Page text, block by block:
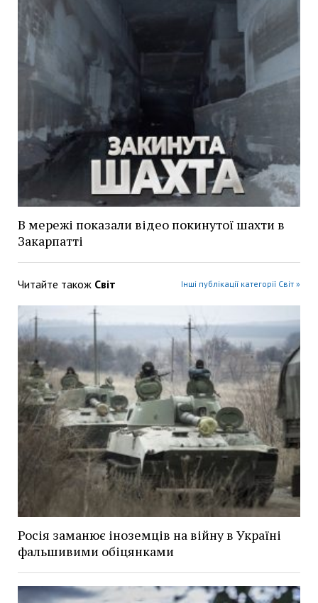
В мережі показали відео покинутої шахти в
Закарпатті
Читайте також Світ Інші публікації категорії Світ »
Росія заманює іноземців на війну в Україні
фальшивими обіцянками